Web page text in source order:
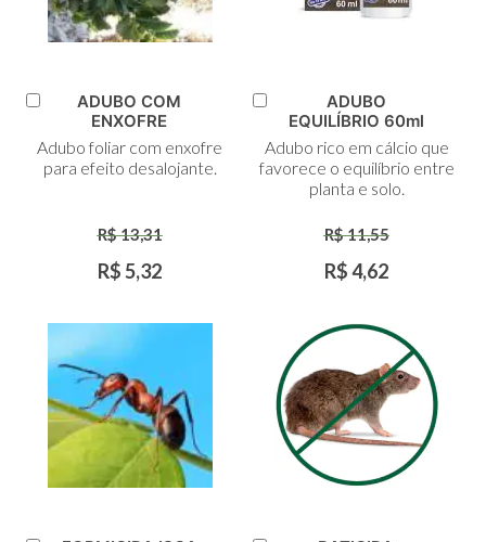
Adicionar
Carrinho
ADUBO COM
ENXOFRE
Adubo foliar com enxofre
para efeito desalojante.
R$ 13,31
R$ 5,32
Adicionar
Carrinho
ADUBO
EQUILÍBRIO 60ml
Adubo rico em cálcio que
favorece o equilíbrio entre
planta e solo.
R$ 11,55
R$ 4,62